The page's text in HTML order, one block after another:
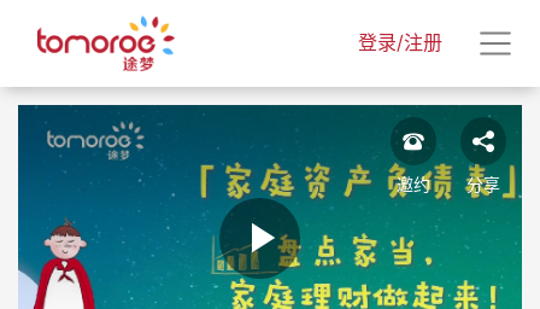
登录/注册
Play
邀约 分享